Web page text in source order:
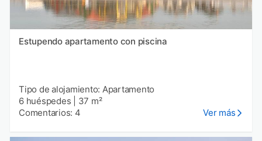
Estupendo apartamento con piscina
Tipo de alojamiento: Apartamento
6 huéspedes
37 m²
Comentarios: 4
Ver más